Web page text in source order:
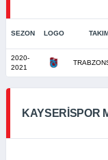
SEZON LOGO
2020-
2021
KAYSERISPOR